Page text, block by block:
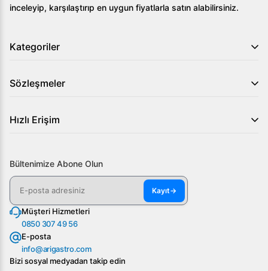
inceleyip, karşılaştırıp en uygun fiyatlarla satın alabilirsiniz.
Kategoriler
Sözleşmeler
Hızlı Erişim
Bültenimize Abone Olun
Kayıt→
Müşteri Hizmetleri
0850 307 49 56
E-posta
info@arigastro.com
Bizi sosyal medyadan takip edin